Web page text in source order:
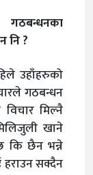
नि ?
उहाँहरुको
गठबन्धन
मिल्नै
खाने
कि छैन भन्ने
सक्दैन